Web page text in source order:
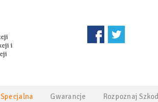
Gwarancje Rozpoznaj
i